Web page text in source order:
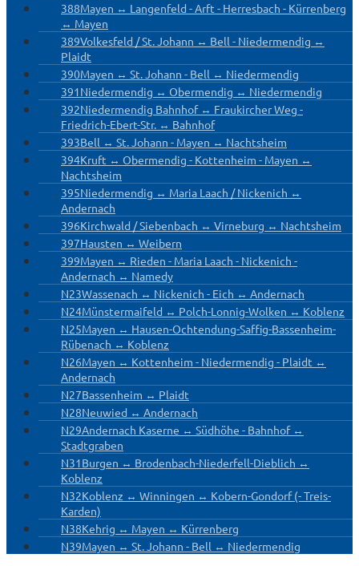
388Mayen ↔ Langenfeld - Arft - Herresbach - Kürrenberg
↔ Mayen
389Volkesfeld / St. Johann ↔ Bell - Niedermendig ↔
Plaidt
390Mayen ↔ St. Johann - Bell ↔ Niedermendig
391Niedermendig ↔ Obermendig ↔ Niedermendig
392Niedermendig Bahnhof ↔ Fraukircher Weg -
Friedrich-Ebert-Str. ↔ Bahnhof
393Bell ↔ St. Johann - Mayen ↔ Nachtsheim
394Kruft ↔ Obermendig - Kottenheim - Mayen ↔
Nachtsheim
395Niedermendig ↔ Maria Laach / Nickenich ↔
Andernach
396Kirchwald / Siebenbach ↔ Virneburg ↔ Nachtsheim
397Hausten ↔ Weibern
399Mayen ↔ Rieden - Maria Laach - Nickenich -
Andernach ↔ Namedy
N23Wassenach ↔ Nickenich - Eich ↔ Andernach
N24Münstermaifeld ↔ Polch-Lonnig-Wolken ↔ Koblenz
N25Mayen ↔ Hausen-Ochtendung-Saffig-Bassenheim-
Rübenach ↔ Koblenz
N26Mayen ↔ Kottenheim - Niedermendig - Plaidt ↔
Andernach
N27Bassenheim ↔ Plaidt
N28Neuwied ↔ Andernach
N29Andernach Kaserne ↔ Südhöhe - Bahnhof ↔
Stadtgraben
N31Burgen ↔ Brodenbach-Niederfell-Dieblich ↔
Koblenz
N32Koblenz ↔ Winningen ↔ Kobern-Gondorf (- Treis-
Karden)
N38Kehrig ↔ Mayen ↔ Kürrenberg
N39Mayen ↔ St. Johann - Bell ↔ Niedermendig